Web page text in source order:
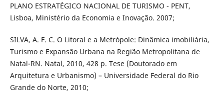
PLANO ESTRATÉGICO NACIONAL DE TURISMO - PENT,
Lisboa, Ministério da Economia e Inovação. 2007;
SILVA, A. F. C. O Litoral e a Metrópole: Dinâmica imobiliária,
Turismo e Expansão Urbana na Região Metropolitana de
Natal-RN. Natal, 2010, 428 p. Tese (Doutorado em
Arquitetura e Urbanismo) – Universidade Federal do Rio
Grande do Norte, 2010;